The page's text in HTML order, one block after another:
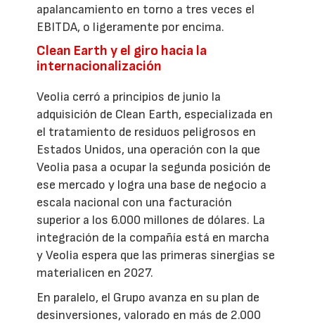
apalancamiento en torno a tres veces el
EBITDA, o ligeramente por encima.
Clean Earth y el giro hacia la
internacionalización
Veolia cerró a principios de junio la
adquisición de Clean Earth, especializada en
el tratamiento de residuos peligrosos en
Estados Unidos, una operación con la que
Veolia pasa a ocupar la segunda posición de
ese mercado y logra una base de negocio a
escala nacional con una facturación
superior a los 6.000 millones de dólares. La
integración de la compañía está en marcha
y Veolia espera que las primeras sinergias se
materialicen en 2027.
En paralelo, el Grupo avanza en su plan de
desinversiones, valorado en más de 2.000